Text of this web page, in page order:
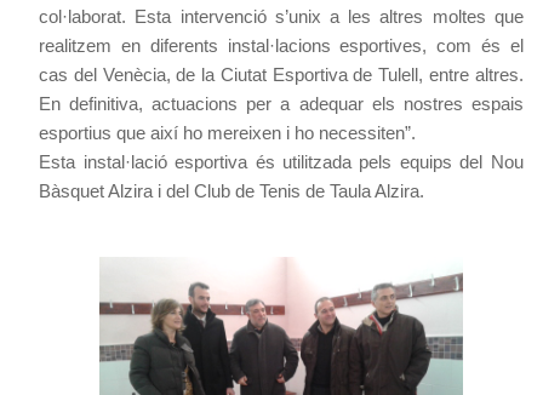
col·laborat. Esta intervenció s’unix a les altres moltes que
realitzem en diferents instal·lacions esportives, com és el
cas del Venècia, de la Ciutat Esportiva de Tulell, entre altres.
En definitiva, actuacions per a adequar els nostres espais
esportius que així ho mereixen i ho necessiten”.
Esta instal·lació esportiva és utilitzada pels equips del Nou
Bàsquet Alzira i del Club de Tenis de Taula Alzira.